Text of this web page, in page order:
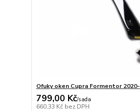
Ofuky oken Cupra Formentor 2020-
799,00 Kč/sada
660,33 Kč bez DPH